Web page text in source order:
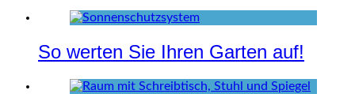
So werten Sie Ihren Garten auf!